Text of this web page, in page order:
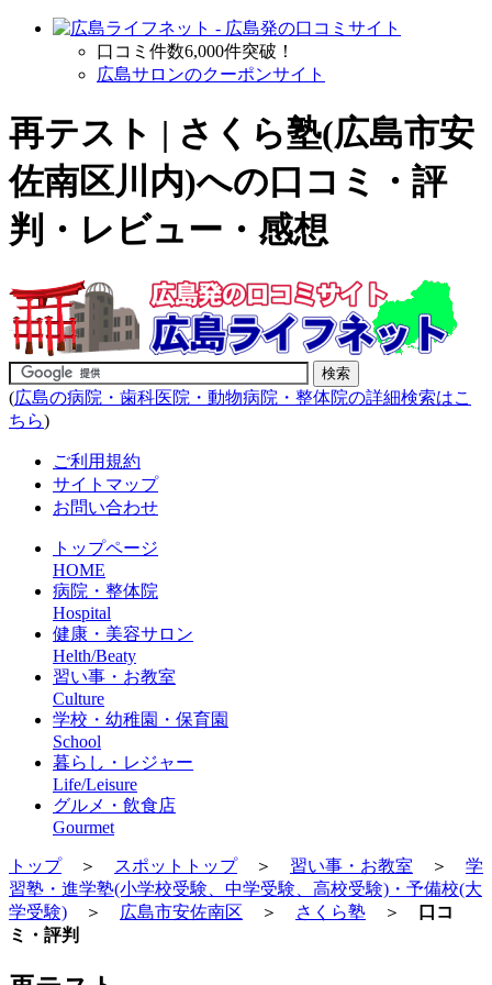
口コミ件数6,000件突破！
広島サロンのクーポンサイト
再テスト | さくら塾(広島市安
佐南区川内)への口コミ・評
判・レビュー・感想
(広島の病院・歯科医院・動物病院・整体院の詳細検索はこ
ちら)
ご利用規約
サイトマップ
お問い合わせ
トップページ
HOME
病院・整体院
Hospital
健康・美容サロン
Helth/Beaty
習い事・お教室
Culture
学校・幼稚園・保育園
School
暮らし・レジャー
Life/Leisure
グルメ・飲食店
Gourmet
トップ＞ スポットトップ＞ 習い事・お教室 ＞ 学
習塾・進学塾(小学校受験、中学受験、高校受験)・予備校(大
学受験) ＞ 広島市安佐南区 ＞ さくら塾 ＞
口コ
ミ・評判